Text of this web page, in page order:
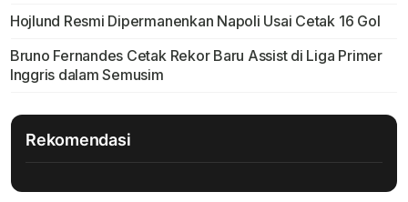
Hojlund Resmi Dipermanenkan Napoli Usai Cetak 16 Gol
Bruno Fernandes Cetak Rekor Baru Assist di Liga Primer
Inggris dalam Semusim
Rekomendasi